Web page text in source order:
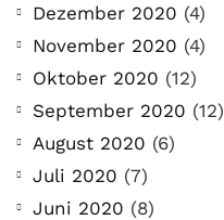
Dezember 2020 (4)
November 2020 (4)
Oktober 2020 (12)
September 2020 (12)
August 2020 (6)
Juli 2020 (7)
Juni 2020 (8)